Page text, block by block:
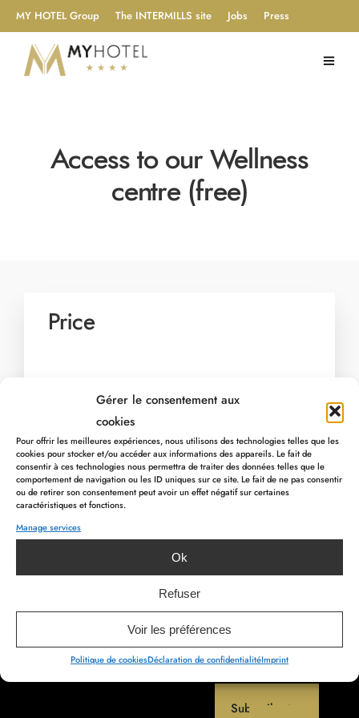
Gérer le consentement aux
cookies
Pour offrir les meilleures expériences, nous utilisons des technologies telles que les
cookies pour stocker et/ou accéder aux informations des appareils. Le fait de
consentir à ces technologies nous permettra de traiter des données telles que le
comportement de navigation ou les ID uniques sur ce site. Le fait de ne pas consentir
ou de retirer son consentement peut avoir un effet négatif sur certaines
caractéristiques et fonctions.
Manage services
Ok
Refuser
Voir les préférences
Politique de cookiesDéclaration de confidentialitéImprint
MY HOTEL Group The INTERMILLS site Jobs Press
Access to our Wellness
centre (free)
Price
PREVIOUS ARTICLE NEXT ARTICLE
Rue Devant les Grands Moulins 25
4960 Malmedy – BELGIQUE
+32 80 78 00 00
TVA :BE 0715.595.229
Subscribe to our